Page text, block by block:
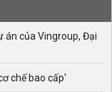
Sở, Ô Chợ Dừa,
Quốc Tử
Trung Phụng,
Đa cũng sẽ
án của Vingroup, Đại
chế bao cấp'